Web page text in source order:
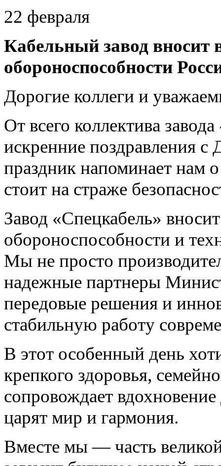
22 февраля
Кабельный завод вносит
обороноспособности
Дорогие коллеги и
От всего коллектива
искренние поздравления
праздник напоминает нам
стоит на страже
Завод «Спецкабель»
обороноспособности и
Мы не просто
надежные партнеры
передовые решения и
стабильную работу
В этот особенный день
крепкого здоровья,
сопровождает
царят мир и гармония.
Вместе мы — часть